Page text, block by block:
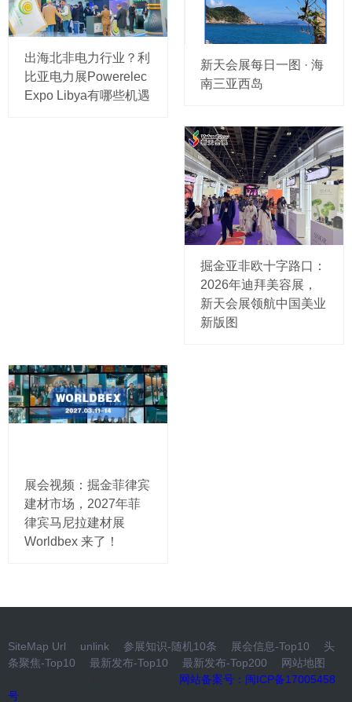
出海北非电力行业？利
比亚电力展Powerelec
Expo Libya有哪些机遇
新天会展每日一图 · 海
南三亚西岛
掘金亚非欧十字路口：
2026年迪拜美容展，
新天会展领航中国美业
新版图
展会视频：掘金菲律宾
建材市场，2027年菲
律宾马尼拉建材展
Worldbex 来了！
SiteMap Url unlink 参展知识-随机10条 展会信息-Top10
头
条聚焦-Top10
最新发布-Top10 最新发布-Top200
网站地图
网站备案号：闽ICP备17005458
号